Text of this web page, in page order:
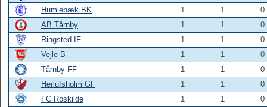
Humlebæk BK
1 1
0
AB Tårnby
1 1
0
Ringsted IF
1 1
0
Vejle B
1 1
0
Tårnby FF
1 1
0
Herlufsholm GF
1 1
0
FC Roskilde
1 1
0